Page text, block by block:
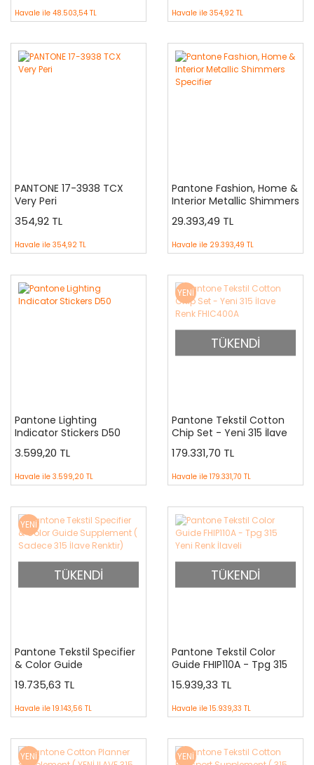
Havale ile 48.503,54 TL Havale ile 354,92 TL
PANTONE 17-3938 TCX
Very Peri
354,92 TL
Havale ile 354,92 TL
Pantone Fashion, Home &
Interior Metallic Shimmers
Specifier
29.393,49 TL
Havale ile 29.393,49 TL
Pantone Lighting
Indicator Stickers D50
3.599,20 TL
Havale ile 3.599,20 TL
YENİ
TÜKENDİ
Pantone Tekstil Cotton
Chip Set - Yeni 315 İlave
Renk FHIC400A
179.331,70 TL
Havale ile 179.331,70 TL
YENİ
TÜKENDİ
Pantone Tekstil Specifier
& Color Guide
Supplement ( Sadece 315
İlave Renktir)
19.735,63 TL
Havale ile 19.143,56 TL
TÜKENDİ
Pantone Tekstil Color
Guide FHIP110A - Tpg 315
Yeni Renk İlaveli
15.939,33 TL
Havale ile 15.939,33 TL
YENİ YENİ